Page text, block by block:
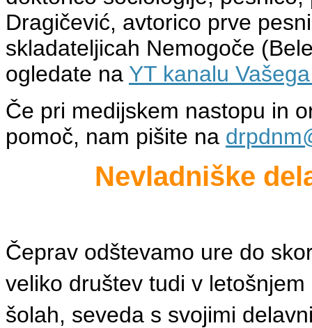
Dragičević, avtorico prve
skladateljicah Nemogoče
ogledate na YT kanalu
Če pri medijskem nastopu in
pomoč, nam pišite na
Nevladniške
Čeprav odštevamo ure do
veliko društev tudi v
šolah, seveda s svojimi